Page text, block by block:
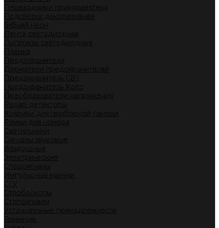
Переходники прикуривателя
Подсветка декоративная
Гибкий неон
Лента светодиодная
Логотипы светодиодные
Пленка
Предохранители
Держатели предохранителей
Предохранитель CBT
Предохранитель Koito
Преобразователи напряжения
Радар-детекторы
Коврики для приборной панели
Рамки для номера
Светильники
Сигналы звуковые
Воздушные
Электрические
Спецсигналы
Импульсные маячки
СГУ
Стробоскопы
Стопсигналы
Установочные принадлежности
Герметик